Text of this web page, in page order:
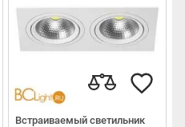
Встраиваемый светильник